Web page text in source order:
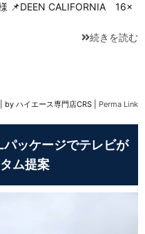
📌DEEN CALIFORNIA 16×
続きを読む
by ハイエース専門店CRS Perma Link
ッケージでテレビが
ム提案